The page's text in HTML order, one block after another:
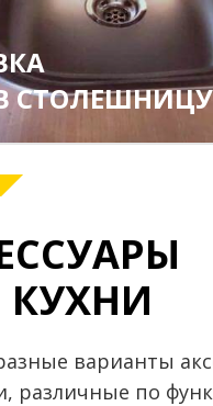
СТОЛЕШНИЦУ
варианты
различные по